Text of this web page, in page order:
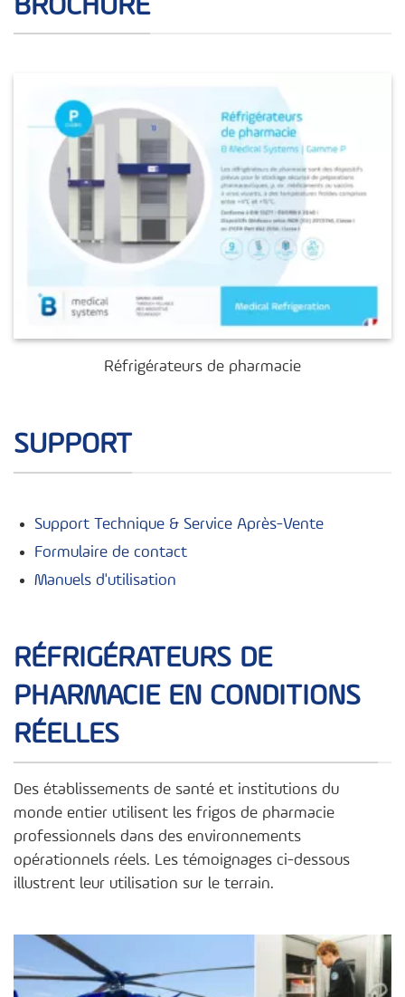
BROCHURE
Réfrigérateurs de pharmacie
SUPPORT
Support Technique & Service Après-Vente
Formulaire de contact
Manuels d'utilisation
RÉFRIGÉRATEURS DE
PHARMACIE EN CONDITIONS
RÉELLES
Des établissements de santé et institutions du
monde entier utilisent les frigos de pharmacie
professionnels dans des environnements
opérationnels réels. Les témoignages ci-dessous
illustrent leur utilisation sur le terrain.